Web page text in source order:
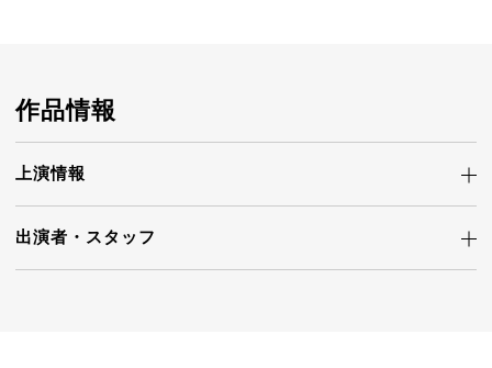
作品情報
上演情報
出演者・ スタッフ